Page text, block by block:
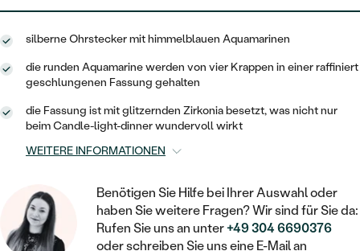
V-FORM
VINTAGE
AUSSERGEWÖHNLICHE
VON HAND GRAVIERTE
VINTAGE
IM SET
AUSSERGEWÖHNLICH
GESTALTE EINEN RING
WÄHLE EINEN RING
DIAMANTEN ZUM EINFASSEN
NACH TYP
OHRRINGE
RINGE
ANHÄNGER / KETTEN
ARMBÄNDER
SCHMUCKSET
HERRENSCHMUCK
OHRSTECKER
CREOLEN
MINIMALISTISCHE
OHRHÄNGER
HERZ
SOLITÄR
ZUR GEBURT EINES KINDES
PERSONALISIERT
MIT STERNZEICHEN
MINIMALISTISCH
GOLD
PLATIN
MINIMALISTISCHE
silberne Ohrstecker mit himmelblauen Aquamarinen
die runden Aquamarine werden von vier Krappen in einer raffiniert
geschlungenen Fassung gehalten
die Fassung ist mit glitzernden Zirkonia besetzt, was nicht nur
beim Candle-light-dinner wundervoll wirkt
WEITERE INFORMATIONEN
Benötigen Sie Hilfe bei Ihrer Auswahl oder
haben Sie weitere Fragen? Wir sind für Sie da:
Rufen Sie uns an unter+49 304 6690376
oder schreiben Sie uns eine E-Mail an